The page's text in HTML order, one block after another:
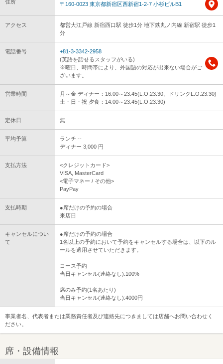
住所 〒160-0023 東京都新宿区西新宿1-2-7 小杉ビルB1
アクセス
都営大江戸線 新宿西口駅 徒歩1分 地下鉄丸ノ内線 新宿駅 徒歩1
分
電話番号
+81-3-3342-2958
(英語を話せるスタッフがいる)
※曜日、時間帯により、外国語の対応が出来ない場合がご
ざいます。
営業時間
月～金 ディナー：16:00～23:45(L.O.23:30、ドリンクL.O.23:30)
土・日・祝 夕食：14:00～23:45(L.O.23:30)
定休日 無
平均予算
ランチ --
ディナー 3,000 円
支払方法
<クレジットカード>
VISA, MasterCard
<電子マネー / その他>
PayPay
支払時期
●席だけの予約の場合
来店日
キャンセルについ
て
●席だけの予約の場合
1名以上の予約において予約をキャンセルする場合は、以下のル
ールを適用させていただきます。
コース予約
当日キャンセル(連絡なし):100%
席のみ予約(1名あたり)
当日キャンセル(連絡なし):4000円
事業者名、代表者または業務責任者及び連絡先につきましては店舗へお問い合わせく
ださい。
席・設備情報